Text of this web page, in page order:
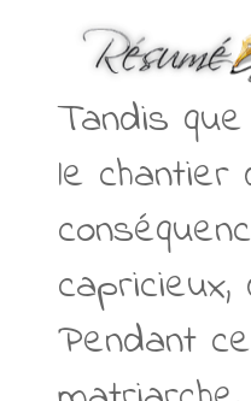
Tandis
le chantier
Pendant